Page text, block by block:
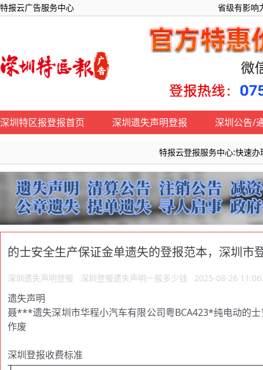
特报云广告服务中心 省级有影响
深圳特区报登报首页 深圳遗失声明登报 深圳公告/
特报云登报服务中心:快速办理
的士安全生产保证金单遗失的登报范本，深圳市
深圳遗失声明登报 深圳登报遗失声明一般多少钱 2025-08-26
遗失声明
聂***遗失深圳市华程小汽车有限公司粤BCA423*纯电动的
作废
深圳登报收费标准